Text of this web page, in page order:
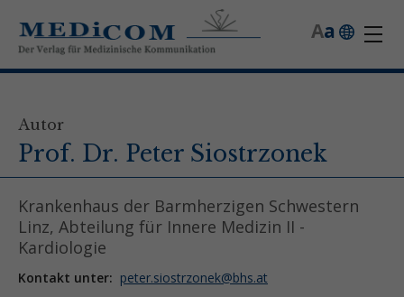
a
A
Autor
Prof. Dr. Peter Siostrzonek
Krankenhaus der Barmherzigen Schwestern
Linz, Abteilung für Innere Medizin II -
Kardiologie
Kontakt unter: peter.siostrzonek@bhs.at